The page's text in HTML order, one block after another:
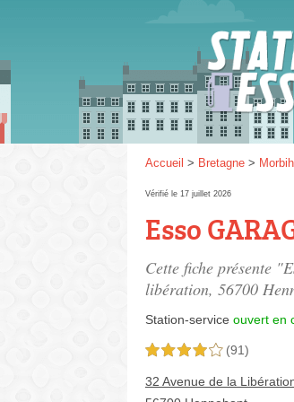
Accueil > Bretagne >
Vérifié le 17 juillet 2026
Esso
Cette fiche présente
libération, 56700
Station-service ouvert en
4,0 étoiles sur 5 (91)
32 Avenue de la